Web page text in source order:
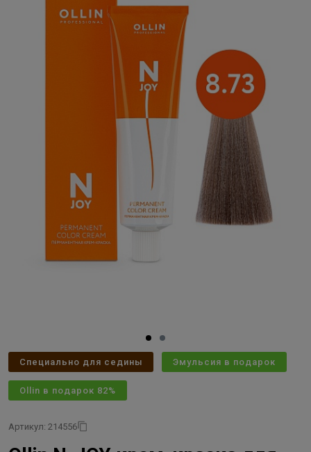
Специально для седины Эмульсия в подарок
Ollin в подарок 82%
Артикул: 214556